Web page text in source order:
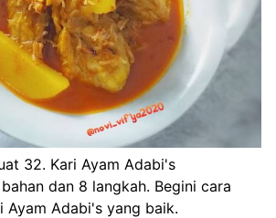
32. Kari Ayam Adabi's
dan 8 langkah. Begini cara
Ayam Adabi's yang baik.